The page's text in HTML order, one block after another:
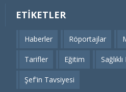
ETIKETLER
Haberler Röportajlar
Tarifler Eğitim
Şef'in Tavsiyesi